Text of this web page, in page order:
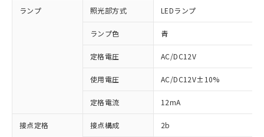
ランプ 照光部方式 LEDランプ
ランプ色 青
定格電圧 AC/DC12V
使用電圧 AC/DC12V±10%
定格電流 12mA
接点定格 接点構成 2b
※1 対応状況
対応済み：EU RoHS指令（10物質）の
非含有に対応した製品が提供可能な商品で
す。